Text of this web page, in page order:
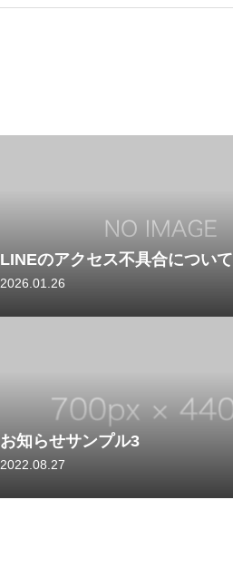
LINEのアクセス不具合について
2026.01.26
お知らせサンプル3
2022.08.27